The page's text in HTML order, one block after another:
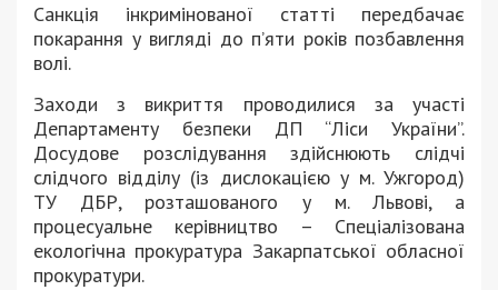
Санкція інкримінованої статті передбачає
покарання у вигляді до п’яти років позбавлення
волі.
Заходи з викриття проводилися за участі
Департаменту безпеки ДП “Ліси України”.
Досудове розслідування здійснюють слідчі
слідчого відділу (із дислокацією у м. Ужгород)
ТУ ДБР, розташованого у м. Львові, а
процесуальне керівництво – Спеціалізована
екологічна прокуратура Закарпатської обласної
прокуратури.